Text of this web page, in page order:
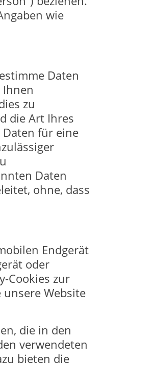
wie
Daten
zu
die Art Ihres
für eine
Daten
ohne, dass
Endgerät
oder
Cookies zur
Website
die in den
verwendeten
bieten die